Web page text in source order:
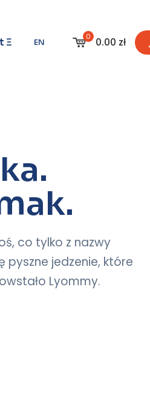
Ξ EN
0 0.00 zł
co tylko z nazwy
jedzenie, które
Lyommy.